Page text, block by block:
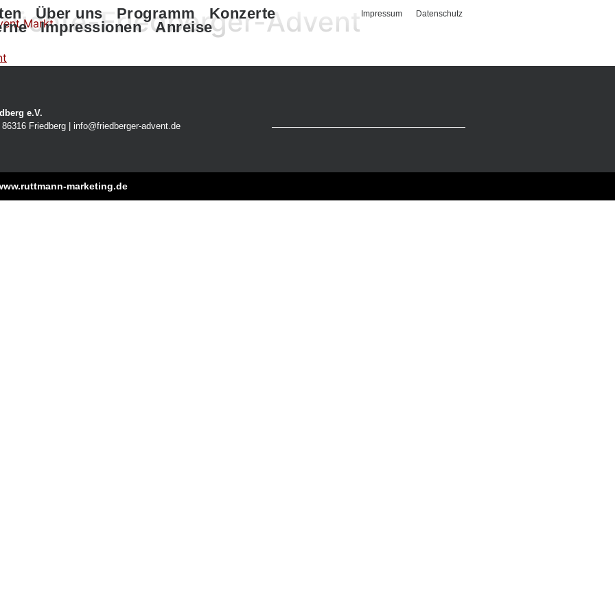
Über uns Programm
Konzerte
Impressionen Anreise
Impressum Datenschutz
Friedberger-Advent
e.V.
Friedberg | info@friedberger-advent.de
marketing.de